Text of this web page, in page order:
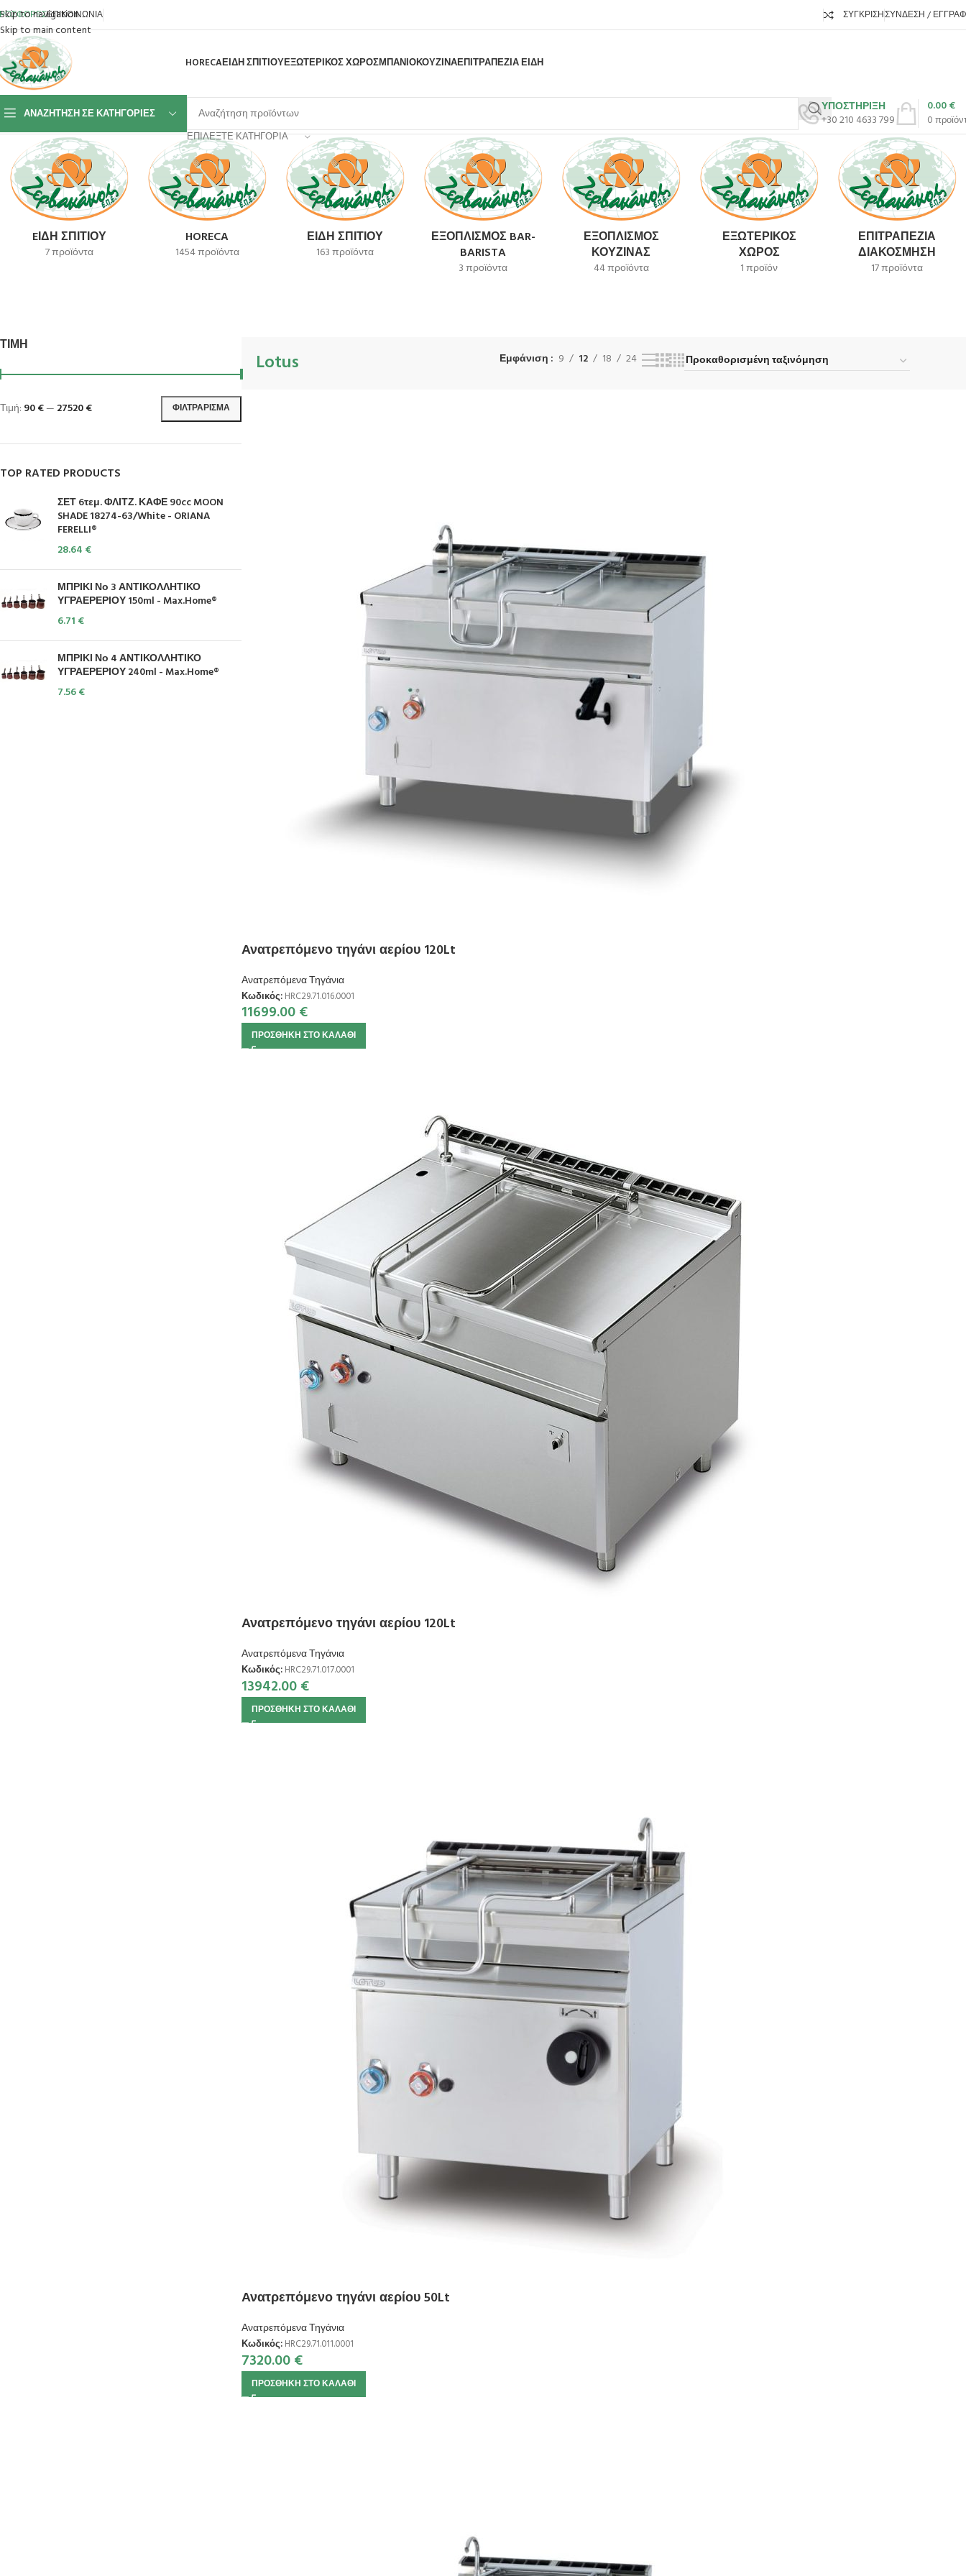
Skip to navigation
Skip to main content
ΕΠΙΚΟΙΝΩΝΙΑ ΣΎΓΚΡΙΣΗΣΎΝΔΕΣΗ /
HORECAΕΙΔΗ ΣΠΙΤΙΟΥΕΞΩΤΕΡΙΚΟΣ ΧΩΡΟΣΜΠΆΝΙΟΚΟΥΖΊΝΑΕΠΙΤΡΑΠΈΖΙΑ ΕΊΔΗ
ΑΝΑΖΉΤΗΣΗ ΣΕ ΚΑΤΗΓΟΡΊΕΣ
ΕΠΙΛΈΞΤΕ ΚΑΤΗΓΟΡΊΑ
ΥΠΟΣΤΗΡΙΞΗ
+30 210 4633 799
0
0.00€
Βλέπετε 1–12 από 194 αποτελέσματα
EΊΔΗ ΣΠΙΤΙΟΎ
7 προϊόντα
HORECA
1454 προϊόντα
ΕΊΔΗ ΣΠΙΤΙΟΎ
163 προϊόντα
ΕΞΟΠΛΙΣΜΌΣ BAR-
BARISTA
3 προϊόντα
ΕΞΟΠΛΙΣΜΌΣ
ΚΟΥΖΊΝΑΣ
44 προϊόντα
ΕΞΩΤΕΡΙΚΌΣ
ΧΏΡΟΣ
1 προϊόν
ΕΠΙΤΡΑΠΈΖΙΑ
ΔΙΑΚΌΣΜΗΣΗ
17 προϊόντα
ΤΙΜΉ
ΦΙΛΤΡΆΡΙΣΜΑ
Τιμή: 90 €— 27520 €
TOP RATED PRODUCTS
ΣΕΤ 6τεμ. ΦΛΙΤΖ. ΚΑΦΕ 90cc MOON
SHADE 18274-63/White - ORIANA
FERELLI®
28.64 €
ΜΠΡΙΚΙ Νο 3 ΑΝΤΙΚΟΛΛΗΤΙΚΟ
ΥΓΡΑΕΡΕΡΙΟΥ 150ml - Max.Home®
6.71 €
ΜΠΡΙΚΙ Νο 4 ΑΝΤΙΚΟΛΛΗΤΙΚΟ
ΥΓΡΑΕΡΕΡΙΟΥ 240ml - Max.Home®
7.56€
Lotus Εμφάνιση 9 12 18 24
Ανατρεπόμενο τηγάνι αερίου 120Lt
Ανατρεπόμενα Τηγάνια
Κωδικός: HRC29.71.016.0001
11699.00€
ΠΡΟΣΘΉΚΗ ΣΤΟ ΚΑΛΆΘΙ
Ανατρεπόμενο τηγάνι αερίου 120Lt
Ανατρεπόμενα Τηγάνια
Κωδικός: HRC29.71.017.0001
13942.00€
ΠΡΟΣΘΉΚΗ ΣΤΟ ΚΑΛΆΘΙ
Ανατρεπόμενο τηγάνι αερίου 50Lt
Ανατρεπόμενα Τηγάνια
Κωδικός: HRC29.71.011.0001
7320.00€
ΠΡΟΣΘΉΚΗ ΣΤΟ ΚΑΛΆΘΙ